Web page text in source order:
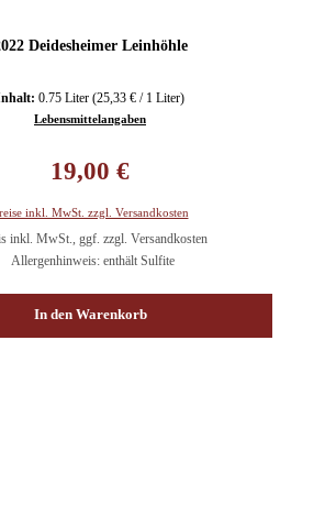
Deidesheimer Leinhöhle
0.75 Liter (25,33 € / 1 Liter)
Lebensmittelangaben
19,00 €
inkl. MwSt. zzgl. Versandkosten
inkl. MwSt., ggf. zzgl. Versandkosten
Allergenhinweis: enthält Sulfite
In den Warenkorb